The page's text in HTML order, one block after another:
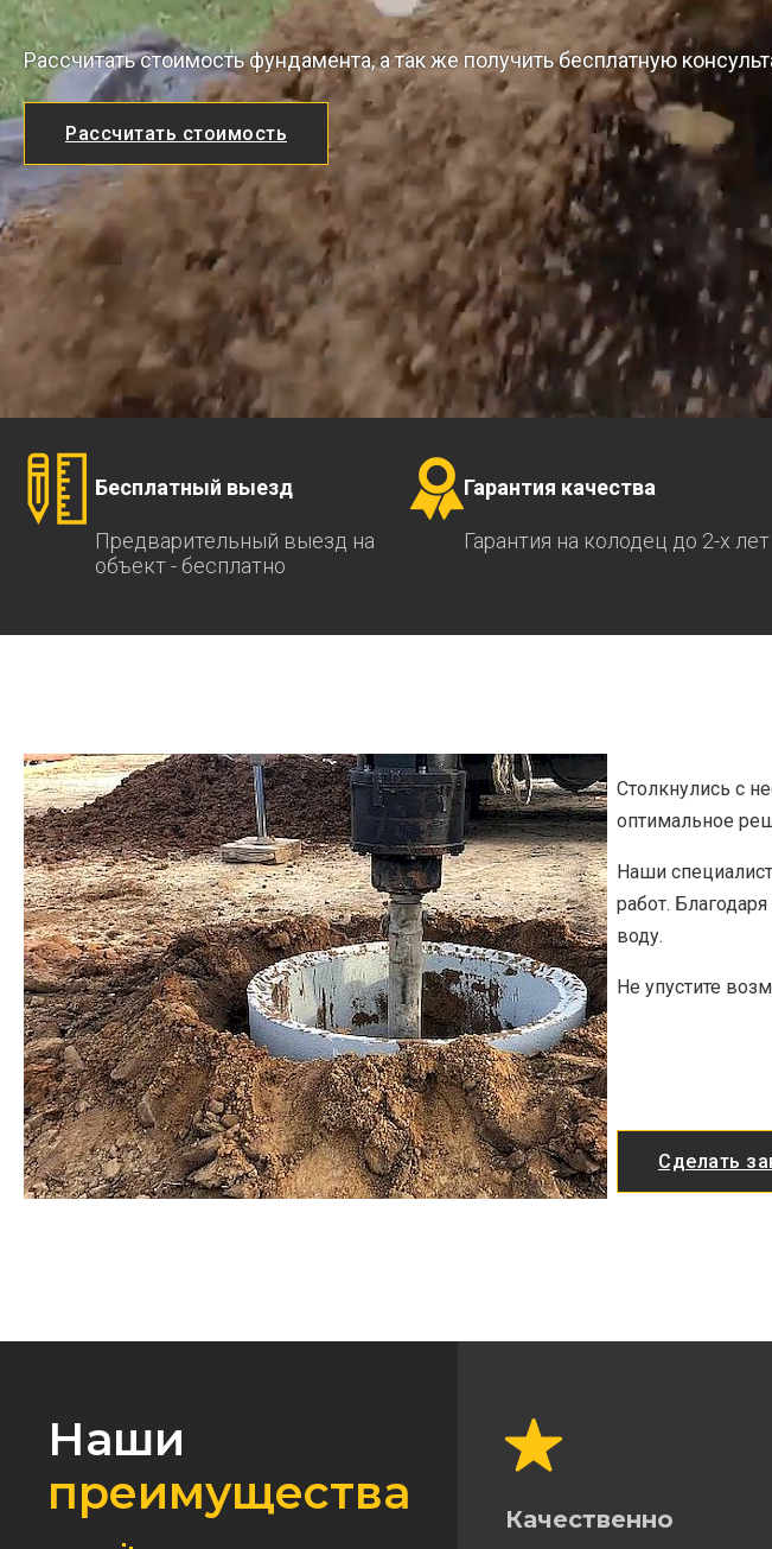
Рассчитать стоимость фундамента, а так же получить бесплатную
Рассчитать стоимость
Бесплатный выезд
Предварительный выезд на
объект - бесплатно
Гарантия качества
Гарантия на колодец до 2-х лет
Столкнулись с
оптимальное
Наши
работ.
воду.
Не упустите
Сделать
Наши
преимущества
Качественно